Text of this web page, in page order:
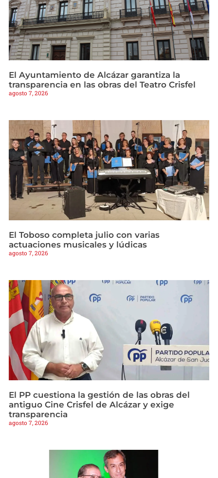
El Ayuntamiento de Alcázar garantiza la
transparencia en las obras del Teatro Crisfel
agosto 7, 2026
El Toboso completa julio con varias
actuaciones musicales y lúdicas
agosto 7, 2026
El PP cuestiona la gestión de las obras del
antiguo Cine Crisfel de Alcázar y exige
transparencia
agosto 7, 2026